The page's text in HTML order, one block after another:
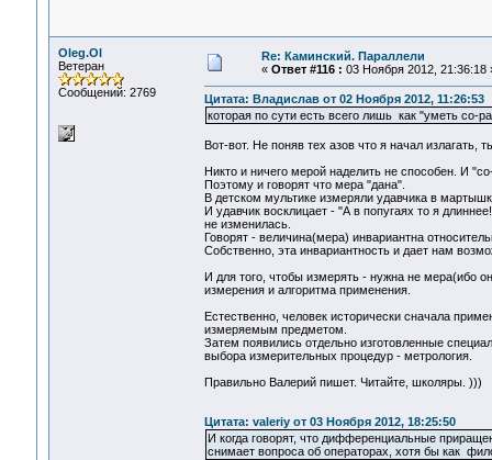
Oleg.Ol
Ветеран
Сообщений: 2769
Re: Каминский. Параллели
« Ответ #116 : 03 Ноября 2012, 21:36:18
Цитата: Владислав от 02 Ноября 2012, 11:26:53
которая по сути есть всего лишь как "уметь со-
Вот-вот. Не поняв тех азов что я начал излагать,
Никто и ничего мерой наделить не способен. И
Поэтому и говорят что мера "дана".
В детском мультике измеряли удавчика в
И удавчик восклицает - "А в попугаях то я
не изменилась.
Говорят - величина(мера) инвариантна
Собственно, эта инвариантность и дает нам
И для того, чтобы измерять - нужна не мера(ибо
измерения и алгоритма применения.
Естественно, человек исторически сначала
измеряемым предметом.
Затем появились отдельно изготовленные
выбора измерительных процедур - метрология.
Правильно Валерий пишет. Читайте, школяры. )))
Цитата: valeriy от 03 Ноября 2012, 18:25:50
И когда говорят, что дифференциальные
снимает вопроса об операторах, хотя бы как